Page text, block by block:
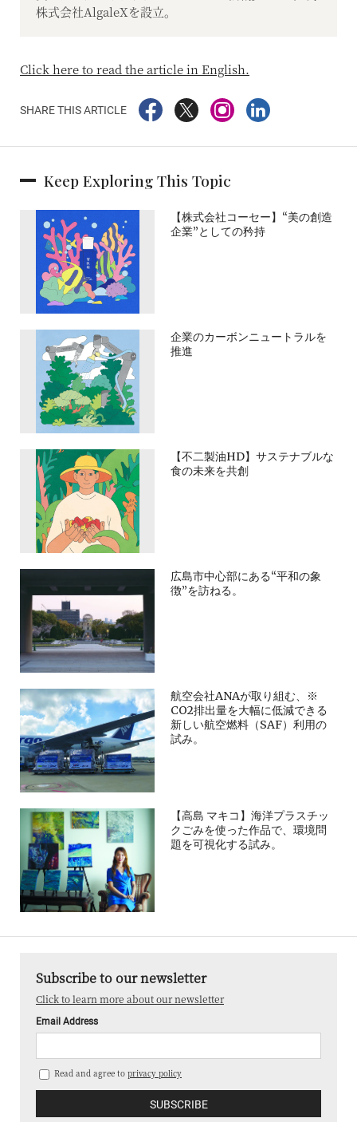
株式会社AlgaleXを設立。
Click here to read the article in English.
SHARE THIS ARTICLE
Keep Exploring This Topic
【株式会社コーセー】“美の創造
企業”としての矜持
企業のカーボンニュートラルを
推進
【不二製油HD】サステナブルな
食の未来を共創
広島市中心部にある“平和の象
徴”を訪ねる。
航空会社ANAが取り組む、※
CO2排出量を大幅に低減できる
新しい航空燃料（SAF）利用の
試み。
【高島 マキコ】海洋プラスチッ
クごみを使った作品で、環境問
題を可視化する試み。
Subscribe to our newsletter
Click to learn more about our newsletter
Email Address
Read and agree to privacy policy